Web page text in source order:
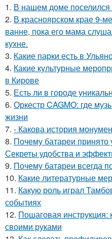
1. В нашем доме поселился
2. В красноярском крае 9-
ванне, пока его мама
кухне.
3. Какие парки есть в
4. Какие культурные
в Кирове
5. Есть ли в городе
6. Оркестр CAGMO: где
жизни
7. - Какова история
8. Почему батареи принято
Секреты удобства и
9. Почему батареи всегда
10. Какие литературные
11. Какую роль играл
событиях
12. Пошаговая инструкция:
своими руками